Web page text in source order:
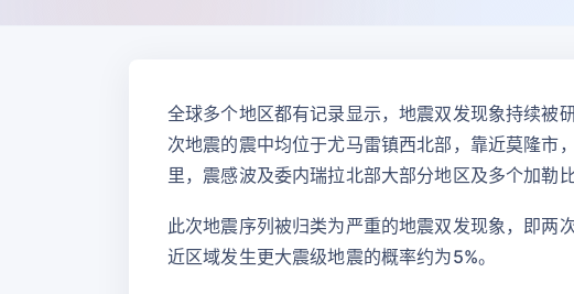
全球多个地区都有记录显示，地震双发现象持续被
次地震的震中均位于尤马雷镇西北部，靠近莫隆
里，震感波及委内瑞拉北部大部分地区及多个加勒比
此次地震序列被归类为严重的地震双发现象，即两
近区域发生更大震级地震的概率约为5%。